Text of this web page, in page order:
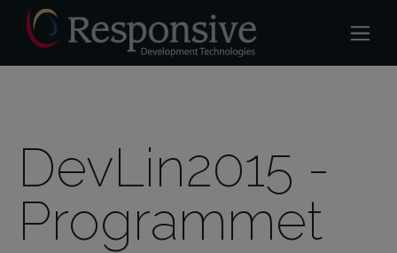
DevLin2015 -
Programmet